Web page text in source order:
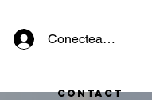
Conectează-te
CONTACT